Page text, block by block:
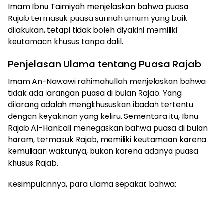
Imam Ibnu Taimiyah menjelaskan bahwa puasa
Rajab termasuk puasa sunnah umum yang baik
dilakukan, tetapi tidak boleh diyakini memiliki
keutamaan khusus tanpa dalil.
Penjelasan Ulama tentang Puasa Rajab
Imam An-Nawawi rahimahullah menjelaskan bahwa
tidak ada larangan puasa di bulan Rajab. Yang
dilarang adalah mengkhususkan ibadah tertentu
dengan keyakinan yang keliru. Sementara itu, Ibnu
Rajab Al-Hanbali menegaskan bahwa puasa di bulan
haram, termasuk Rajab, memiliki keutamaan karena
kemuliaan waktunya, bukan karena adanya puasa
khusus Rajab.
Kesimpulannya, para ulama sepakat bahwa: